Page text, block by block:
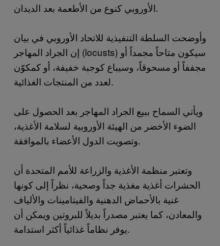
الأوروبي كنوع من الأطعمة بعد الديدان.
وأوضحت السلطة التنفيذية للاتحاد الأوروبي في بيان
إن الجراد المهاجر (locusts) سيكون متاحاً مجمداً أو
مجففاً أو مسحوقاً، وسيباع كوجبة خفيفة، أو كمكوّن
لعدد من المنتجات الغذائية.
ويأتي السماح ببيع الجراد المهاجر بعد الحصول على
الضوء الأخضر من الهيئة الأوروبية لسلامة الأغذية،
وتصويت الدول الأعضاء بالموافقة.
وتعتبر منظمة الأغذية والزراعة للأمم المتحدة أن
الحشرات أغذية مغذية جداً وصحية، نظراً إلى كونها
غنية بالأحماض الدهنية والفيتامينات والألياف
والمعادن، كما يعتبر مصدراً بديلاً للبروتين ويمكن أن
يوفر نظاماً غذائياً أكثر استدامة.